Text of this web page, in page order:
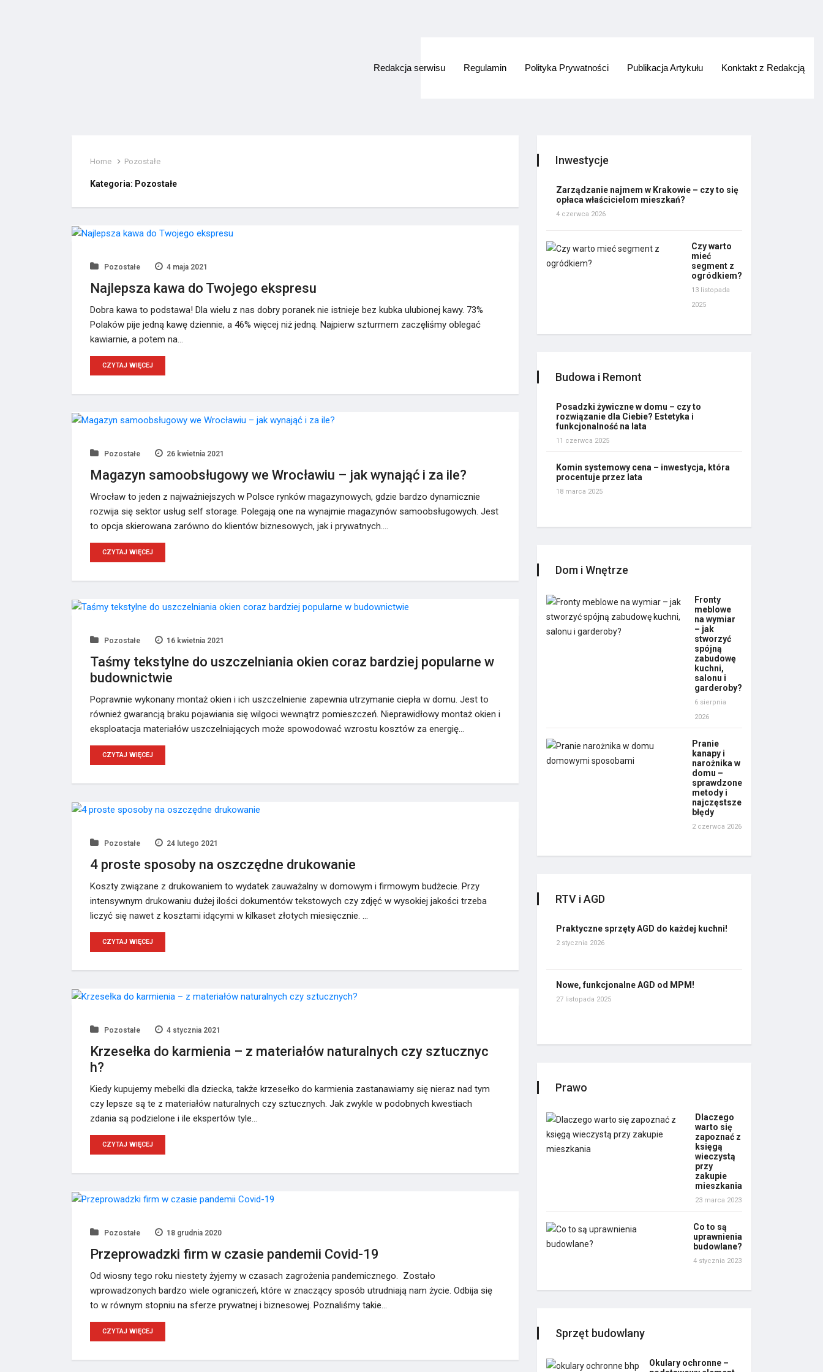
Redakcja serwisu Regulamin Polityka Prywatności Publikacja Artykułu Konktakt z Redakcją
Home Pozostałe
Kategoria: Pozostałe
Pozostałe 4 maja 2021
Najlepsza kawa do Twojego ekspresu
Dobra kawa to podstawa! Dla wielu z nas dobry poranek nie istnieje bez kubka ulubionej kawy. 73%
Polaków pije jedną kawę dziennie, a 46% więcej niż jedną. Najpierw szturmem zaczęliśmy oblegać
kawiarnie, a potem na…
CZYTAJ WIĘCEJ
Pozostałe 26 kwietnia 2021
Magazyn samoobsługowy we Wrocławiu – jak wynająć i za ile?
Wrocław to jeden z najważniejszych w Polsce rynków magazynowych, gdzie bardzo dynamicznie
rozwija się sektor usług self storage. Polegają one na wynajmie magazynów samoobsługowych. Jest
to opcja skierowana zarówno do klientów biznesowych, jak i prywatnych.…
CZYTAJ WIĘCEJ
Pozostałe 16 kwietnia 2021
Taśmy tekstylne do uszczelniania okien coraz bardziej popularne w
budownictwie
Poprawnie wykonany montaż okien i ich uszczelnienie zapewnia utrzymanie ciepła w domu. Jest to
również gwarancją braku pojawiania się wilgoci wewnątrz pomieszczeń. Nieprawidłowy montaż okien i
eksploatacja materiałów uszczelniających może spowodować wzrostu kosztów za energię…
CZYTAJ WIĘCEJ
Pozostałe 24 lutego 2021
4 proste sposoby na oszczędne drukowanie
Koszty związane z drukowaniem to wydatek zauważalny w domowym i firmowym budżecie. Przy
intensywnym drukowaniu dużej ilości dokumentów tekstowych czy zdjęć w wysokiej jakości trzeba
liczyć się nawet z kosztami idącymi w kilkaset złotych miesięcznie. …
CZYTAJ WIĘCEJ
Pozostałe 4 stycznia 2021
Krzesełka do karmienia – z materiałów naturalnych czy sztucznyc
h?
Kiedy kupujemy mebelki dla dziecka, także krzesełko do karmienia zastanawiamy się nieraz nad tym
czy lepsze są te z materiałów naturalnych czy sztucznych. Jak zwykle w podobnych kwestiach
zdania są podzielone i ile ekspertów tyle…
CZYTAJ WIĘCEJ
Pozostałe 18 grudnia 2020
Przeprowadzki firm w czasie pandemii Covid-19
Od wiosny tego roku niestety żyjemy w czasach zagrożenia pandemicznego. Zostało
wprowadzonych bardzo wiele ograniczeń, które w znaczący sposób utrudniają nam życie. Odbija się
to w równym stopniu na sferze prywatnej i biznesowej. Poznaliśmy takie…
CZYTAJ WIĘCEJ
Inwestycje
Zarządzanie najmem w Krakowie – czy to się
opłaca właścicielom mieszkań?
4 czerwca 2026
Czy warto
mieć
segment z
ogródkiem?
13 listopada
2025
Budowa i Remont
Posadzki żywiczne w domu – czy to
rozwiązanie dla Ciebie? Estetyka i
funkcjonalność na lata
11 czerwca 2025
Komin systemowy cena – inwestycja, która
procentuje przez lata
18 marca 2025
Dom i Wnętrze
Fronty
meblowe
na wymiar
– jak
stworzyć
spójną
zabudowę
kuchni,
salonu i
garderoby?
6 sierpnia
2026
Pranie
kanapy i
narożnika w
domu –
sprawdzone
metody i
najczęstsze
błędy
2 czerwca 2026
RTV i AGD
Praktyczne sprzęty AGD do każdej kuchni!
2 stycznia 2026
Nowe, funkcjonalne AGD od MPM!
27 listopada 2025
Prawo
Dlaczego
warto się
zapoznać z
księgą
wieczystą
przy
zakupie
mieszkania
23 marca 2023
Co to są
uprawnienia
budowlane?
4 stycznia 2023
Sprzęt budowlany
Okulary ochronne –